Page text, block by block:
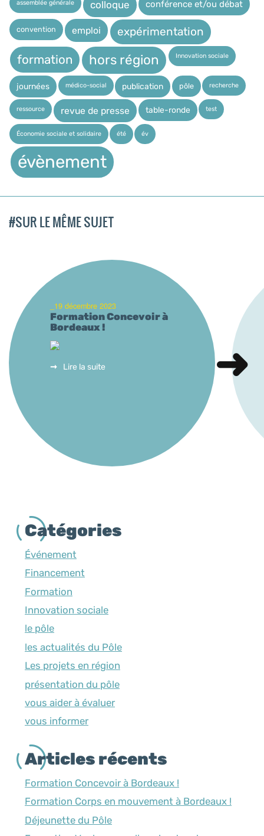
assemblée générale colloque conférence et/ou débat
convention emploi expérimentation
formation hors région Innovation sociale
journées médico-social publication pôle recherche
ressource revue de presse table-ronde test
Économie sociale et solidaire été év
évènement
#SUR LE MÊME SUJET
_19 décembre 2023
Formation Concevoir à
Bordeaux !
Lire la suite
Catégories
Événement
Financement
Formation
Innovation sociale
le pôle
les actualités du Pôle
Les projets en région
présentation du pôle
vous aider à évaluer
vous informer
Articles récents
Formation Concevoir à Bordeaux !
Formation Corps en mouvement à Bordeaux !
Déjeunette du Pôle